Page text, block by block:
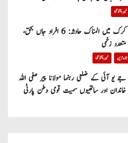
خیبر پختونخوا
کرک میں المناک حادثہ: 6 افراد جاں بحق،
متعدد زخمی
تازہ ترین خیبر پختونخوا
جے یو آئی کے ضلعی رہنما مولانا پیر صفی اللہ
خاندان اور ساتھیوں سمیت قومی وطن پارٹی